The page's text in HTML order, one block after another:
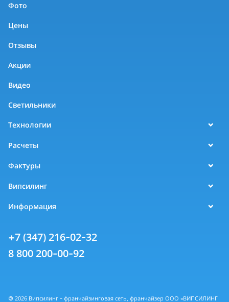
Фото
Цены
Отзывы
Акции
Видео
Светильники
Технологии
Расчеты
Фактуры
Випсилинг
Информация
+7 (347) 216-02-32
8 800 200-00-92
© 2026 Випсилинг - франчайзинговая сеть, франчайзер ООО «ВИПСИЛИНГ